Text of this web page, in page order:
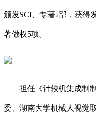
颁发SCI、专著2部，获得
著做权5项。
担任《计较机集成制制
委、湖南大学机械人视觉